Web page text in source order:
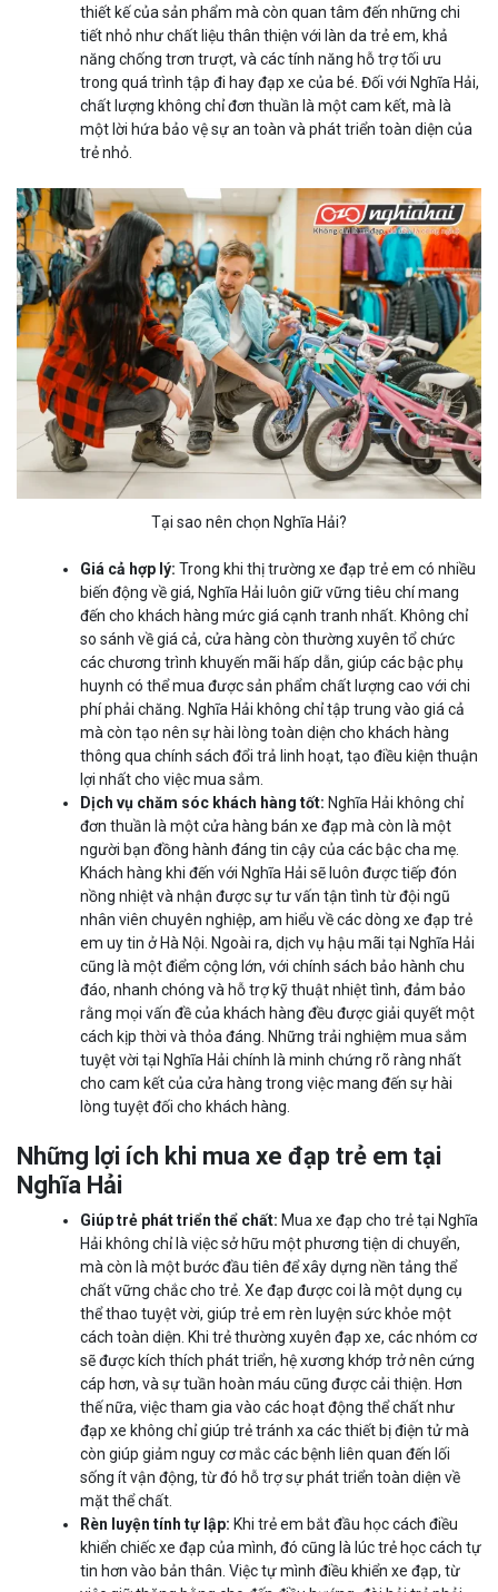
thiết kế của sản phẩm mà còn quan tâm đến những chi
tiết nhỏ như chất liệu thân thiện với làn da trẻ em, khả
năng chống trơn trượt, và các tính năng hỗ trợ tối ưu
trong quá trình tập đi hay đạp xe của bé. Đối với Nghĩa Hải,
chất lượng không chỉ đơn thuần là một cam kết, mà là
một lời hứa bảo vệ sự an toàn và phát triển toàn diện của
trẻ nhỏ.
Tại sao nên chọn Nghĩa Hải?
Giá cả hợp lý: Trong khi thị trường xe đạp trẻ em có nhiều
biến động về giá, Nghĩa Hải luôn giữ vững tiêu chí mang
đến cho khách hàng mức giá cạnh tranh nhất. Không chỉ
so sánh về giá cả, cửa hàng còn thường xuyên tổ chức
các chương trình khuyến mãi hấp dẫn, giúp các bậc phụ
huynh có thể mua được sản phẩm chất lượng cao với chi
phí phải chăng. Nghĩa Hải không chỉ tập trung vào giá cả
mà còn tạo nên sự hài lòng toàn diện cho khách hàng
thông qua chính sách đổi trả linh hoạt, tạo điều kiện thuận
lợi nhất cho việc mua sắm.
Dịch vụ chăm sóc khách hàng tốt: Nghĩa Hải không chỉ
đơn thuần là một cửa hàng bán xe đạp mà còn là một
người bạn đồng hành đáng tin cậy của các bậc cha mẹ.
Khách hàng khi đến với Nghĩa Hải sẽ luôn được tiếp đón
nồng nhiệt và nhận được sự tư vấn tận tình từ đội ngũ
nhân viên chuyên nghiệp, am hiểu về các dòng xe đạp trẻ
em uy tin ở Hà Nội. Ngoài ra, dịch vụ hậu mãi tại Nghĩa Hải
cũng là một điểm cộng lớn, với chính sách bảo hành chu
đáo, nhanh chóng và hỗ trợ kỹ thuật nhiệt tình, đảm bảo
rằng mọi vấn đề của khách hàng đều được giải quyết một
cách kịp thời và thỏa đáng. Những trải nghiệm mua sắm
tuyệt vời tại Nghĩa Hải chính là minh chứng rõ ràng nhất
cho cam kết của cửa hàng trong việc mang đến sự hài
lòng tuyệt đối cho khách hàng.
Những lợi ích khi mua xe đạp trẻ em tại
Nghĩa Hải
Giúp trẻ phát triển thể chất: Mua xe đạp cho trẻ tại Nghĩa
Hải không chỉ là việc sở hữu một phương tiện di chuyển,
mà còn là một bước đầu tiên để xây dựng nền tảng thể
chất vững chắc cho trẻ. Xe đạp được coi là một dụng cụ
thể thao tuyệt vời, giúp trẻ em rèn luyện sức khỏe một
cách toàn diện. Khi trẻ thường xuyên đạp xe, các nhóm cơ
sẽ được kích thích phát triển, hệ xương khớp trở nên cứng
cáp hơn, và sự tuần hoàn máu cũng được cải thiện. Hơn
thế nữa, việc tham gia vào các hoạt động thể chất như
đạp xe không chỉ giúp trẻ tránh xa các thiết bị điện tử mà
còn giúp giảm nguy cơ mắc các bệnh liên quan đến lối
sống ít vận động, từ đó hỗ trợ sự phát triển toàn diện về
mặt thể chất.
Rèn luyện tính tự lập: Khi trẻ em bắt đầu học cách điều
khiển chiếc xe đạp của mình, đó cũng là lúc trẻ học cách tự
tin hơn vào bản thân. Việc tự mình điều khiển xe đạp, từ